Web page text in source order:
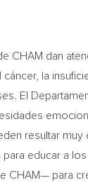
CHAM dan
la
El
resultar
para educar a
CHAM— para